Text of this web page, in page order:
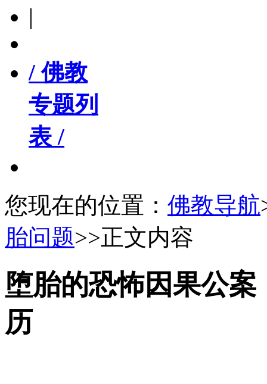
|
/ 佛教
专题列
表 /
您现在的位置： 佛教导航
胎问题>>正文内容
堕胎的恐怖因果公
历